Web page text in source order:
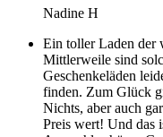
Nadine H
Ein toller Laden der
Mittlerweile sind
Geschenkeläden
finden. Zum Glück
Nichts, aber auch
Preis wert! Und das